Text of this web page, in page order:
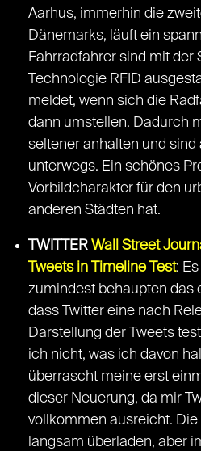
Aarhus, immerhin die
Dänemarks, läuft ein
Fahrradfahrer sind mit der
Technologie RFID
meldet, wenn sich die
dann umstellen. Dadurch
seltener anhalten und
unterwegs. Ein schönes
Vorbildcharakter für den
anderen Städten hat.
TWITTER Wall Street
Tweets in Timeline Test:
zumindest behaupten das
dass Twitter eine nach
Darstellung der Tweets
ich nicht, was ich davon
überrascht meine erst
dieser Neuerung, da mir
vollkommen ausreicht. Die
langsam überladen, aber